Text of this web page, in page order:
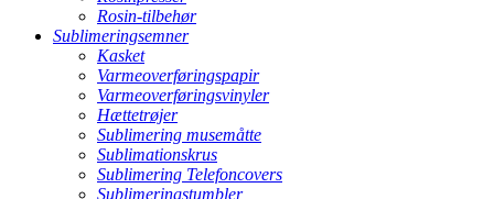
Rosin-tilbehør
Sublimeringsemner
Kasket
Varmeoverføringspapir
Varmeoverføringsvinyler
Hættetrøjer
Sublimering musemåtte
Sublimationskrus
Sublimering Telefoncovers
Sublimeringstumbler